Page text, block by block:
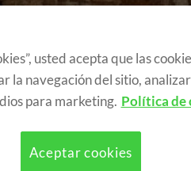
Jóvenes y Adultos
usted acepta que las
la navegación del sitio,
para marketing. Política de
Aceptar cookies